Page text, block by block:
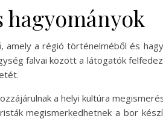
amely a régió történelméből és
falvai között a látogatók
a helyi kultúra
megismerkedhetnek a bor